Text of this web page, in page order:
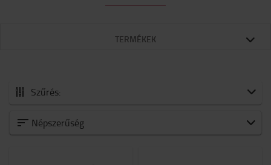
TERMÉKEK
Szűrés:
Minden Tartozékok
Népszerűség